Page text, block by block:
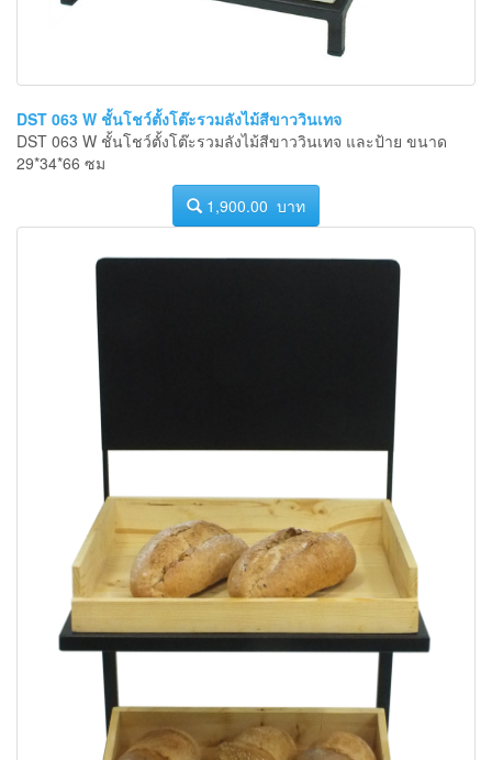
DST 063 W ชั้นโชว์ตั้งโต๊ะรวมลังไม้สีขาววินเทจ
DST 063 W ชั้นโชว์ตั้งโต๊ะรวมลังไม้สีขาววินเทจ และป้าย ขนาด
29*34*66 ซม
1,900.00 บาท